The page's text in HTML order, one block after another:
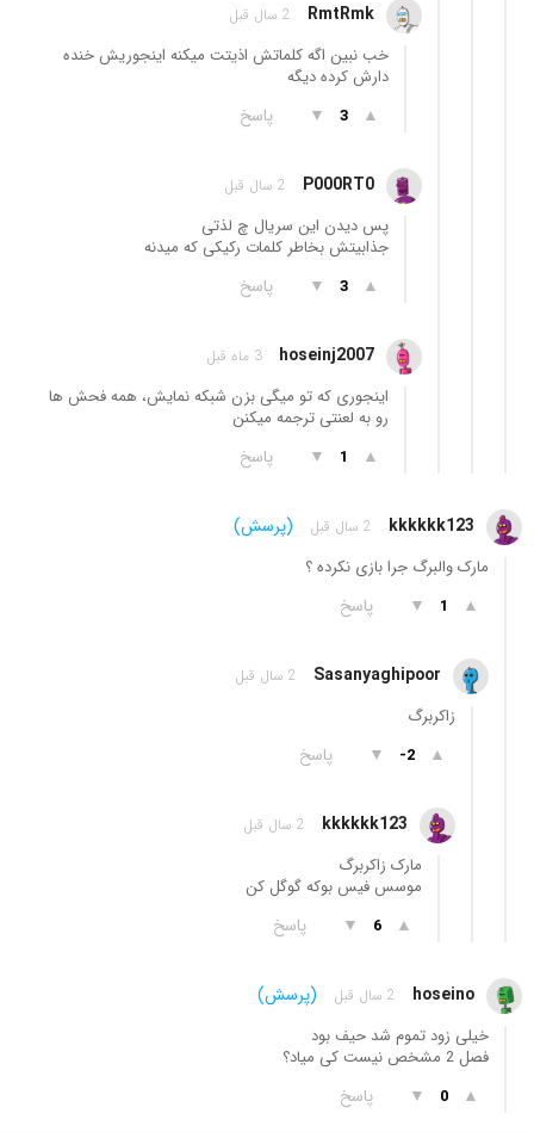
RmtRmk 2 سال قبل
خب نبین اگه کلماتش اذیتت میکنه اینجوریش خنده
دارش کرده دیگه
▲
3
▼ پاسخ
P000RT0 2 سال قبل
پس دیدن این سریال چ لذتی
جذابیتش بخاطر کلمات رکیکی که میدنه
▲
3
▼ پاسخ
hoseinj2007 3 ماه قبل
اینجوری که تو میگی بزن شبکه نمایش، همه فحش ها
رو به لعنتی ترجمه میکنن
▲
1
▼ پاسخ
kkkkkk123 2 سال قبل (پرسش)
مارک والبرگ جرا بازی نکرده ؟
▲
1
▼ پاسخ
Sasanyaghipoor 2 سال قبل
زاکربرگ
▲
-2
▼ پاسخ
kkkkkk123 2 سال قبل
مارک زاکربرگ
موسس فیس بوکه گوگل کن
▲
6
▼ پاسخ
hoseino 2 سال قبل (پرسش)
خیلی زود تموم شد حیف بود
فصل 2 مشخص نیست کی میاد؟
▲
0
▼ پاسخ